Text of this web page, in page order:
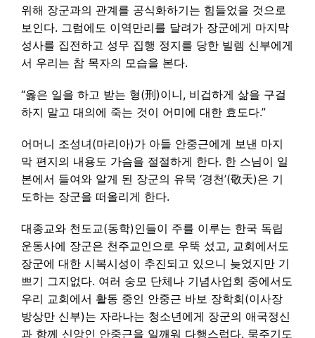
위해 장군과의 관계를 공식화하기는 힘들었을 것으로
보인다. 그럼에도 이역만리를 달려가 장군에게 마지막
성사를 집전하고 성무 집행 정지를 당한 빌렘 신부에게
서 우리는 참 목자의 모습을 본다.
“옳은 일을 하고 받는 형(刑)이니, 비겁하게 삶을 구걸
하지 말고 대의에 죽는 것이 어미에 대한 효도다.”
어머니 조성녀(마리아)가 아들 안중근에게 보낸 마지
막 편지의 내용도 가슴을 절절하게 한다. 한 스님이 일
본에서 들여와 알게 된 장군의 유묵 ‘경천’(敬天)은 기
도하는 장군을 떠올리게 한다.
대종교와 천도교(동학)인들이 주를 이루는 한국 독립
운동사에 장군은 천주교인으로 우뚝 섰고, 교회에서도
장군에 대한 시복시성이 추진되고 있으니 늦었지만 기
쁘기 그지없다. 여러 숭모 단체나 기념사업회 중에서도
우리 교회에서 활동 중인 안중근 바보 장학회(이사장
방상만 신부)는 자라나는 청소년에게 장군의 애국정신
과 함께 신앙인 안중근을 일깨워 다행스럽다. 묵주기도